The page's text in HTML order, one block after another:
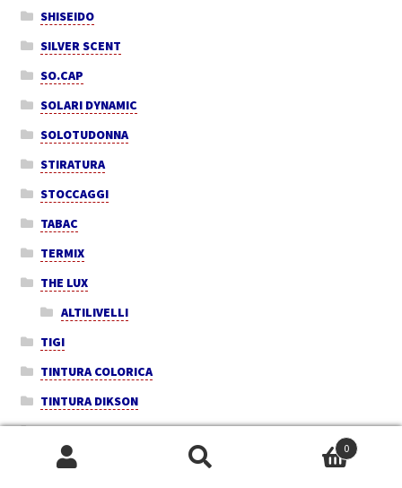
SHISEIDO
SILVER SCENT
SO.CAP
SOLARI DYNAMIC
SOLOTUDONNA
STIRATURA
STOCCAGGI
TABAC
TERMIX
THE LUX
ALTILIVELLI
TIGI
TINTURA COLORICA
TINTURA DIKSON
TINTURA SHE'S
TK PURE
0